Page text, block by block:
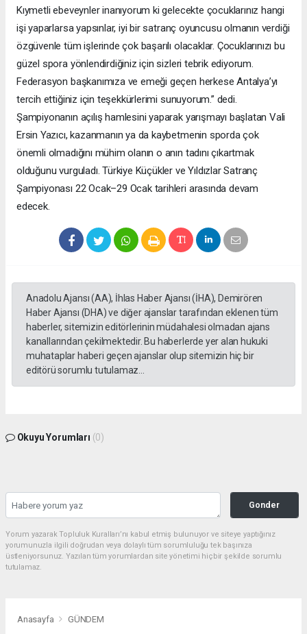
Kıymetli ebeveynler inanıyorum ki gelecekte çocuklarınız hangi
işi yaparlarsa yapsınlar, iyi bir satranç oyuncusu olmanın verdiği
özgüvenle tüm işlerinde çok başarılı olacaklar. Çocuklarınızı bu
güzel spora yönlendirdiğiniz için sizleri tebrik ediyorum.
Federasyon başkanımıza ve emeği geçen herkese Antalya’yı
tercih ettiğiniz için teşekkürlerimi sunuyorum.” dedi.
Şampiyonanın açılış hamlesini yaparak yarışmayı başlatan Vali
Ersin Yazıcı, kazanmanın ya da kaybetmenin sporda çok
önemli olmadığını mühim olanın o anın tadını çıkartmak
olduğunu vurguladı. Türkiye Küçükler ve Yıldızlar Satranç
Şampiyonası 22 Ocak–29 Ocak tarihleri arasında devam
edecek.
Anadolu Ajansı (AA), İhlas Haber Ajansı (İHA), Demirören
Haber Ajansı (DHA) ve diğer ajanslar tarafından eklenen tüm
haberler, sitemizin editörlerinin müdahalesi olmadan ajans
kanallarından çekilmektedir. Bu haberlerde yer alan hukuki
muhataplar haberi geçen ajanslar olup sitemizin hiç bir
editörü sorumlu tutulamaz...
Okuyu Yorumları (0)
Gonder
Yorum yazarak Topluluk Kuralları’nı kabul etmiş bulunuyor ve siteye yaptığınız
yorumunuzla ilgili doğrudan veya dolaylı tüm sorumluluğu tek başınıza
üstleniyorsunuz. Yazılan tüm yorumlardan site yönetimi hiçbir şekilde sorumlu
tutulamaz.
Anasayfa GÜNDEM